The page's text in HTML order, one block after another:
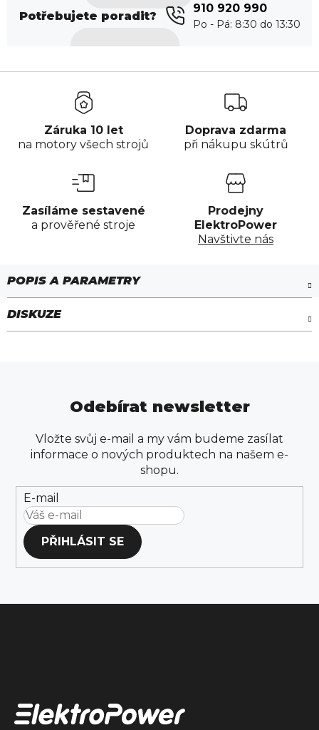
Potřebujete poradit?
910 920 990
Záruka 10 let
na motory všech strojů
Doprava zdarma
při nákupu skútrů
Zasíláme sestavené
a prověřené stroje
Prodejny
ElektroPower
Navštivte nás
DISKUZE
Odebírat newsletter
Vložte svůj e-mail a my vám budeme zasílat
informace o nových produktech na našem e-
shopu.
E-mail
PŘIHLÁSIT SE